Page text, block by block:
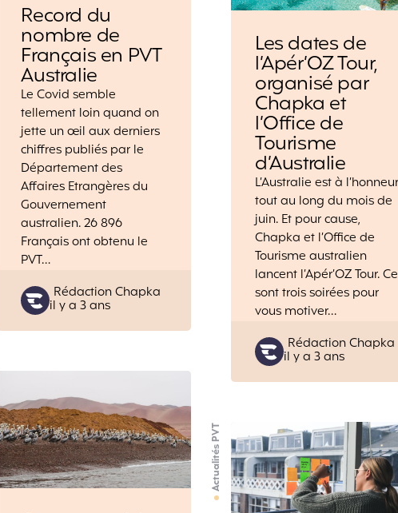
Record du
nombre de
Français en PVT
Australie
Le Covid semble
tellement loin quand on
jette un œil aux derniers
chiffres publiés par le
Département des
Affaires Etrangères du
Gouvernement
australien. 26 896
Français ont obtenu le
PVT…
Posted
by
Rédaction Chapka
il y a 3 ans
Les dates de
l’Apér’OZ Tour,
organisé par
Chapka et
l’Office de
Tourisme
d’Australie
L’Australie est à l’honneur
tout au long du mois de
juin. Et pour cause,
Chapka et l’Office de
Tourisme australien
lancent l’Apér’OZ Tour. Ce
sont trois soirées pour
vous motiver…
Posted
by
Rédaction Chapka
il y a 3 ans
Actualités PVT